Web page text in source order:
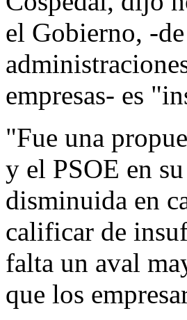
el Gobierno, -
empresas- es
"Fue una
y el PSOE en
disminuida en
calificar de
falta un aval
que los